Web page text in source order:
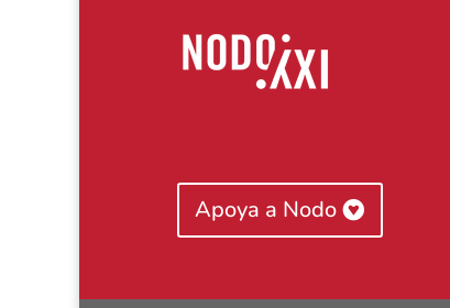
Apoya a Nodo